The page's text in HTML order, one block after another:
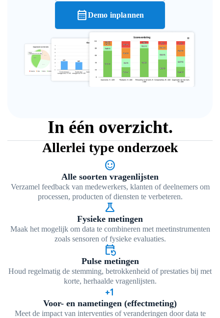
calendar_monthDemo inplannen
In één overzicht.
Allerlei type onderzoek
sentiment_satisfied
Alle soorten vragenlijsten
Verzamel feedback van medewerkers, klanten of deelnemers om
processen, producten of diensten te verbeteren.
science
Fysieke metingen
Maak het mogelijk om data te combineren met meetinstrumenten
zoals sensoren of fysieke evaluaties.
event_repeat
Pulse metingen
Houd regelmatig de stemming, betrokkenheid of prestaties bij met
korte, herhaalde vragenlijsten.
exposure_plus_1
Voor- en nametingen (effectmeting)
Meet de impact van interventies of veranderingen door data te